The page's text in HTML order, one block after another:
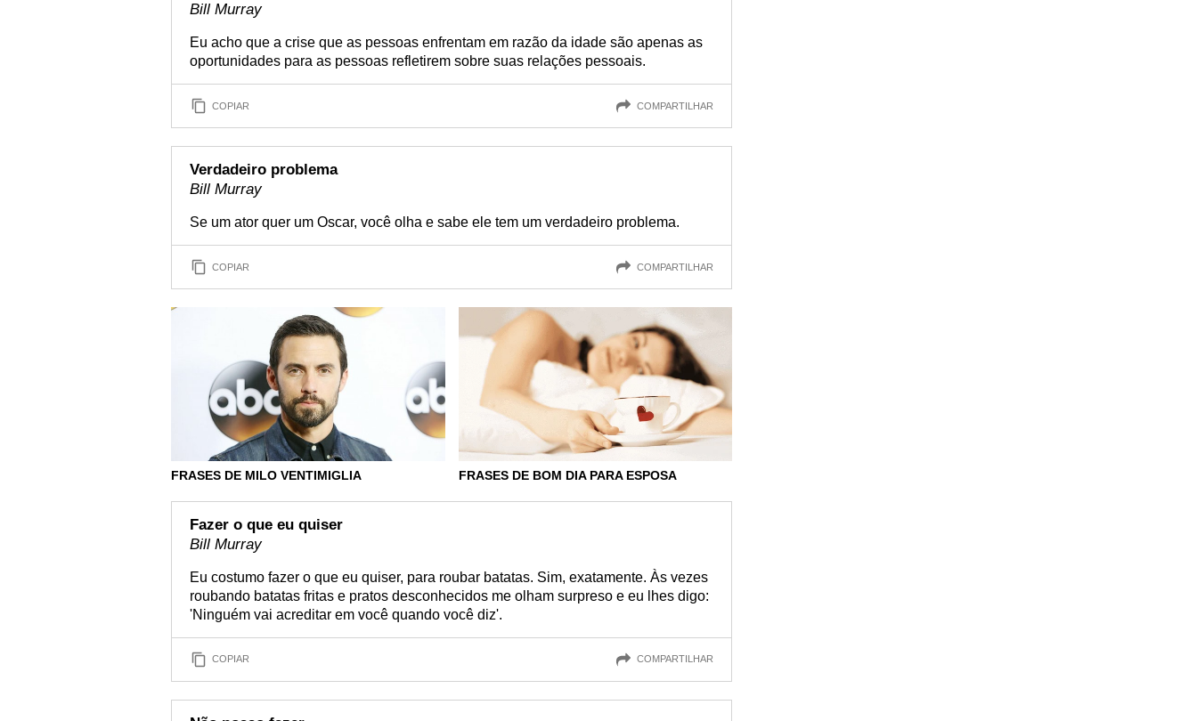
Bill Murray
Eu acho que a crise que as pessoas enfrentam em razão da idade são apenas as
oportunidades para as pessoas refletirem sobre suas relações pessoais.
COPIAR COMPARTILHAR
Verdadeiro problema
Bill Murray
Se um ator quer um Oscar, você olha e sabe ele tem um verdadeiro problema.
COPIAR COMPARTILHAR
FRASES DE MILO VENTIMIGLIA FRASES DE BOM DIA PARA ESPOSA
Fazer o que eu quiser
Bill Murray
Eu costumo fazer o que eu quiser, para roubar batatas. Sim, exatamente. Às vezes
roubando batatas fritas e pratos desconhecidos me olham surpreso e eu lhes digo:
'Ninguém vai acreditar em você quando você diz'.
COPIAR COMPARTILHAR